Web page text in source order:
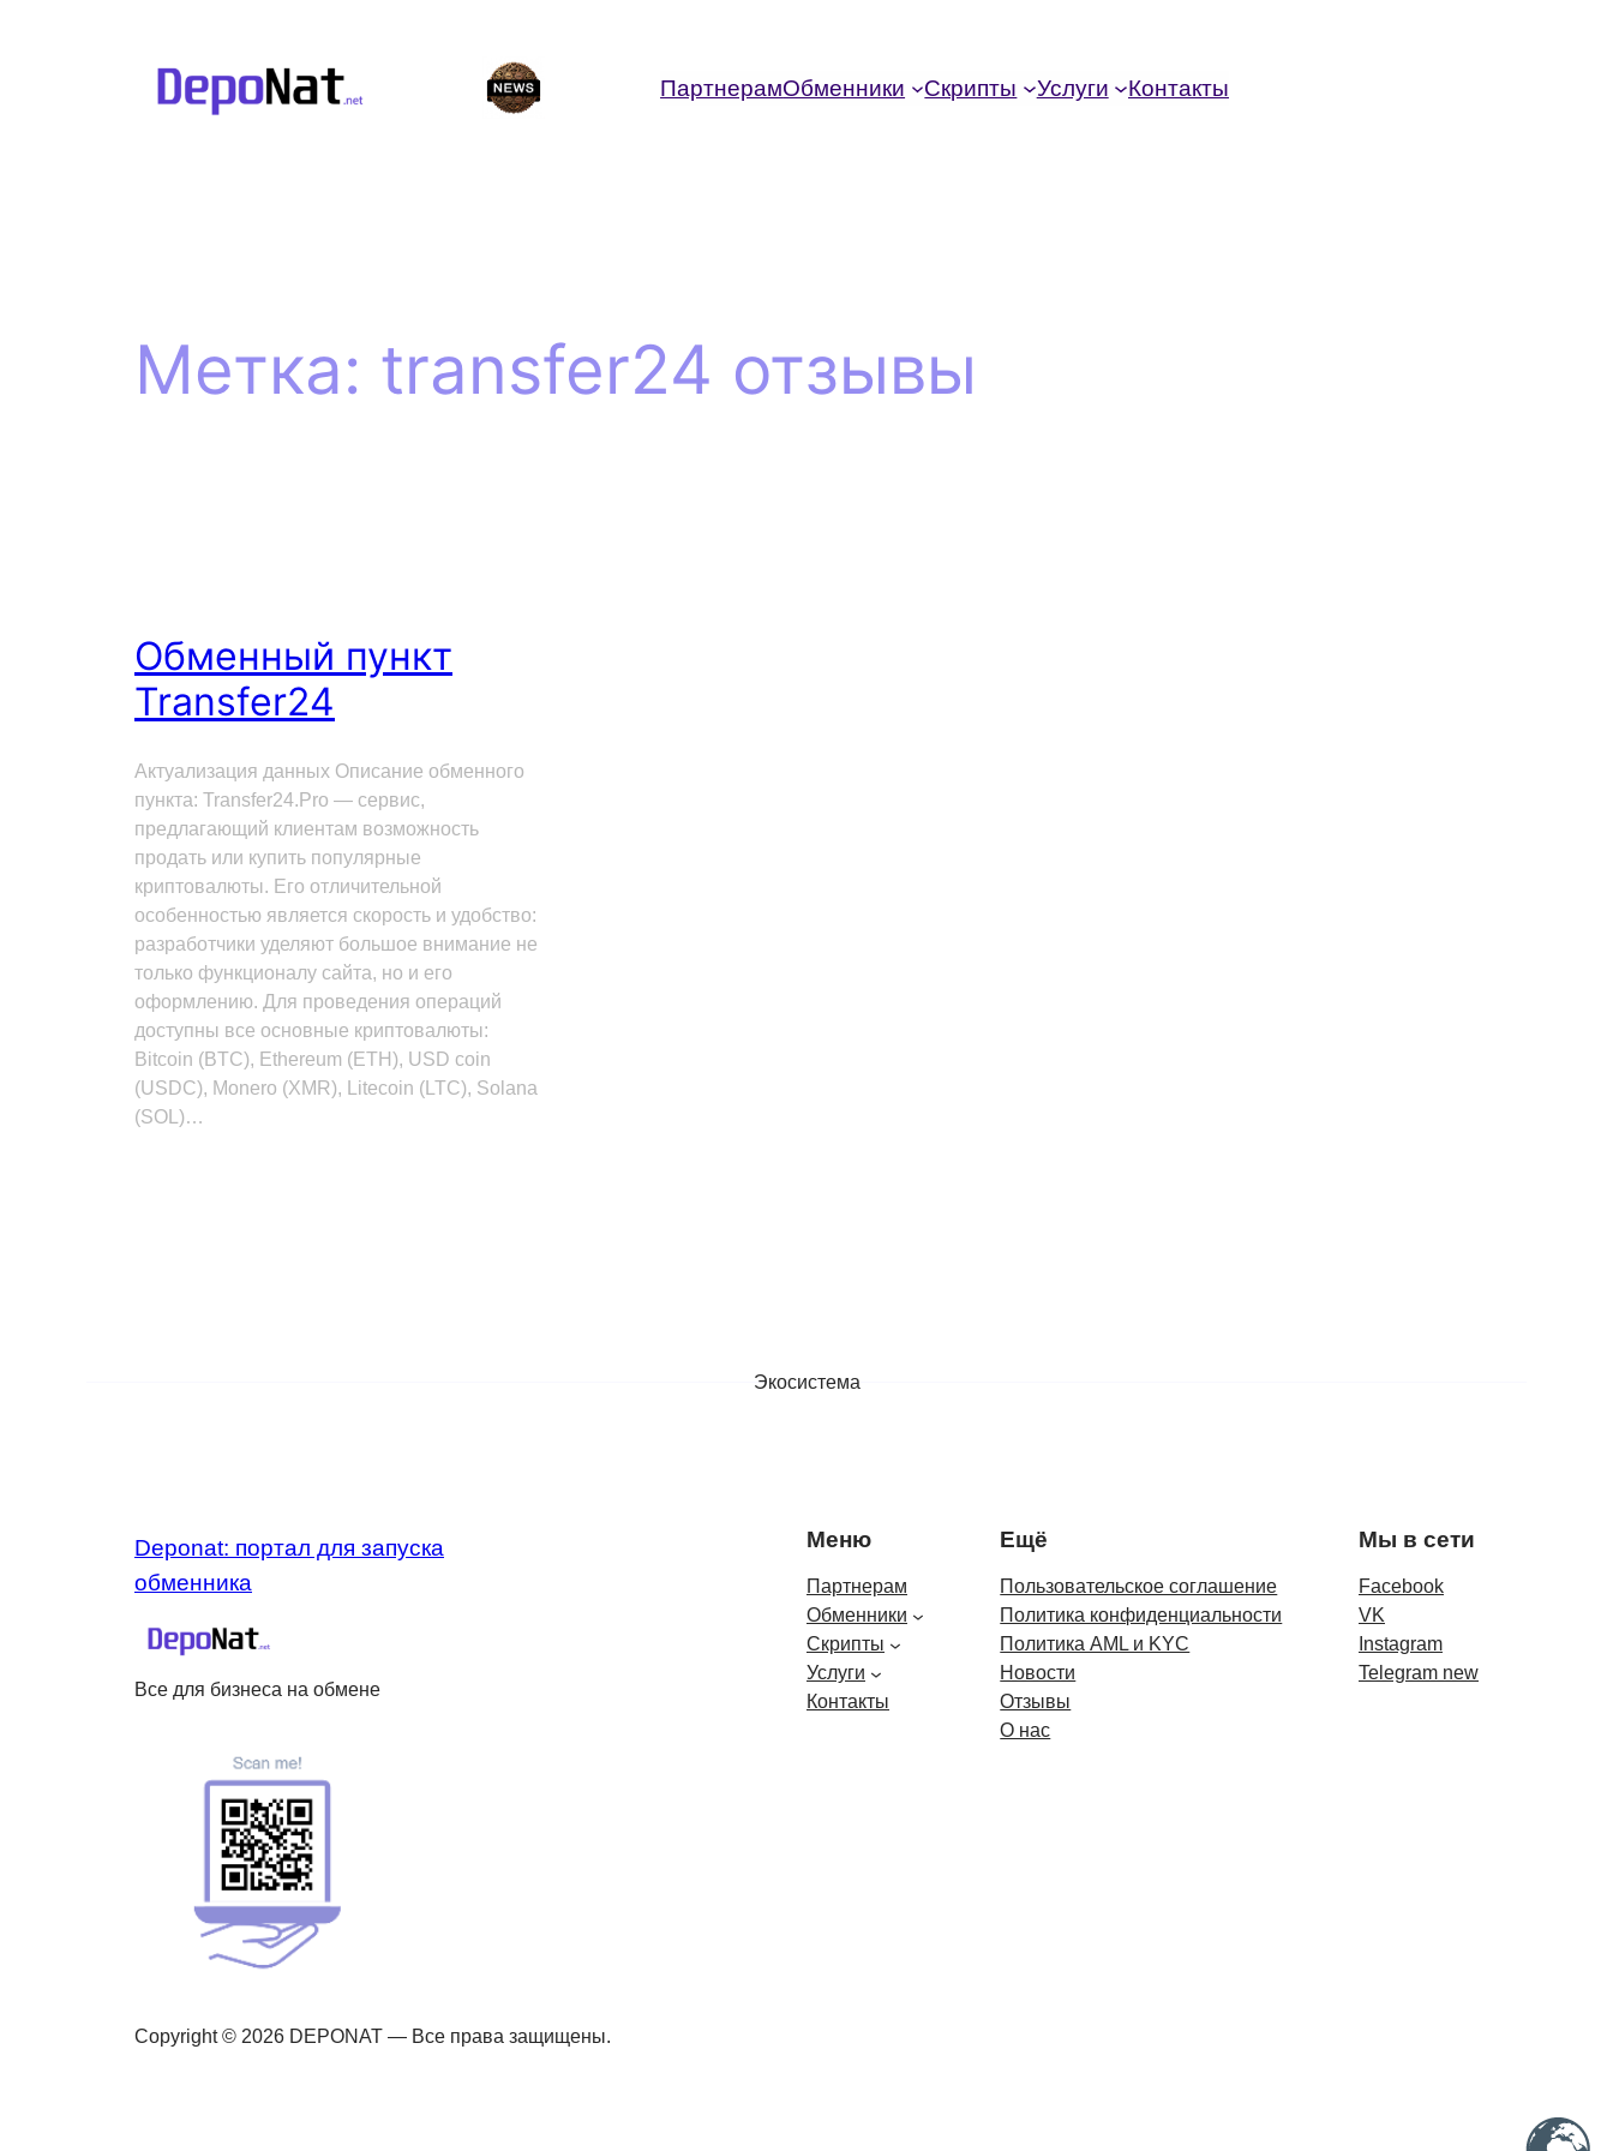
ПартнерамОбменники Скрипты Услуги Контакты
Метка: transfer24 отзывы
Обменный пункт
Transfer24
Актуализация данных Описание обменного
пункта: Transfer24.Pro — сервис,
предлагающий клиентам возможность
продать или купить популярные
криптовалюты. Его отличительной
особенностью является скорость и удобство:
разработчики уделяют большое внимание не
только функционалу сайта, но и его
оформлению. Для проведения операций
доступны все основные криптовалюты:
Bitcoin (BTC), Ethereum (ETH), USD coin
(USDC), Monero (XMR), Litecoin (LTC), Solana
(SOL)…
Экосистема
Deponat: портал для запуска
обменника
Все для бизнеса на обмене
Меню
Партнерам
Обменники
Скрипты
Услуги
Контакты
Ещё
Пользовательское соглашение
Политика конфиденциальности
Политика AML и KYC
Новости
Отзывы
О нас
Мы в сети
Facebook
VK
Instagram
Telegram new
Copyright © 2026 DEPONAT — Все права защищены.